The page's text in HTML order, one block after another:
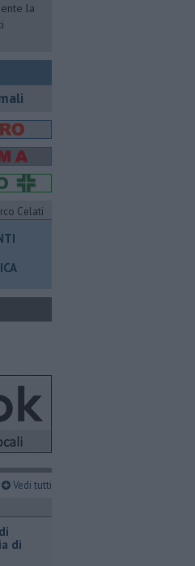
la
Celati
Vedi tutti
di